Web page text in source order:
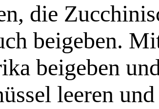
die
beigeben.
beigeben
leeren